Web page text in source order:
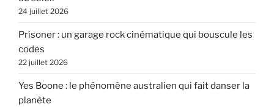
24 juillet 2026
Prisoner : un garage rock cinématique qui bouscule les
codes
22 juillet 2026
Yes Boone : le phénomène australien qui fait danser la
planète